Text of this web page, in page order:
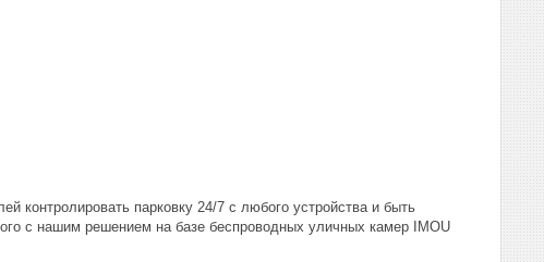
контролировать парковку 24/7 с любого устройства и быть
с нашим решением на базе беспроводных уличных камер IMOU